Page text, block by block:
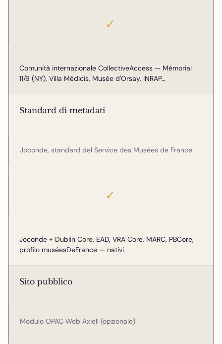
✓
Comunità internazionale CollectiveAccess — Mémorial
11/9 (NY), Villa Médicis, Musée d'Orsay, INRAP…
Standard di metadati
Joconde, standard del Service des Musées de France
✓
Joconde + Dublin Core, EAD, VRA Core, MARC, PBCore,
profilo muséesDeFrance — nativi
Sito pubblico
Modulo OPAC Web Axiell (opzionale)